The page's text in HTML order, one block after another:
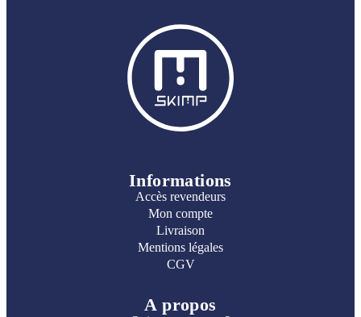
Informations
Accès revendeurs
Mon compte
Livraison
Mentions légales
CGV
A propos